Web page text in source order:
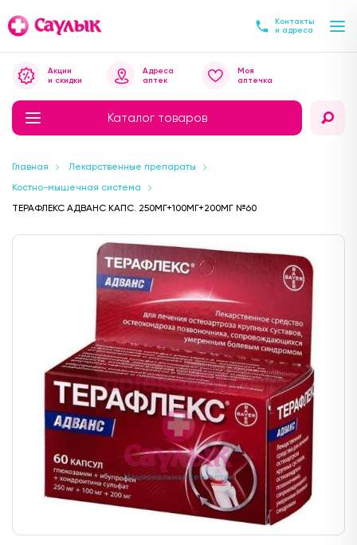
Контакты
и адреса
Каталог товаров
Акции
и скидки
Адреса
аптек
Моя
аптечка
Главная
Лекарственные препараты
Костно-мышечная система
ТЕРАФЛЕКС АДВАНС КАПС. 250МГ+100МГ+200МГ №60